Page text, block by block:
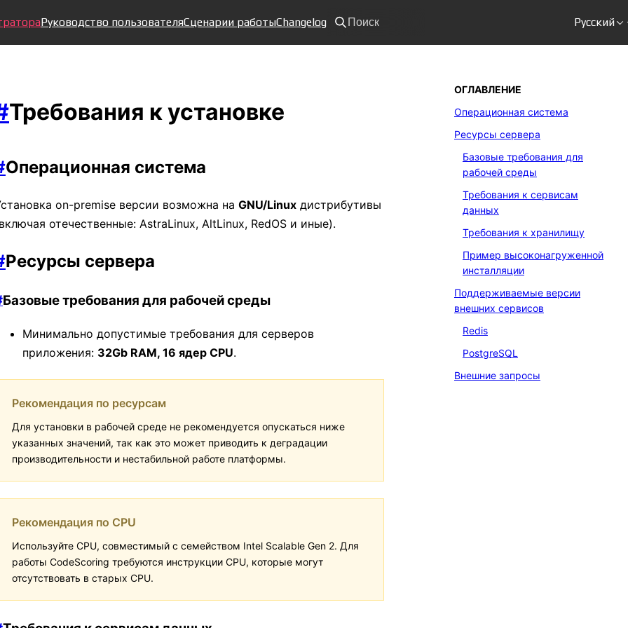
Поиск
Руководство пользователяСценарии работыChangelog Русский
Требования к установке
Операционная система
on-premise версии возможна на GNU/Linux дистрибутивы
отечественные: AstraLinux, AltLinux, RedOS и иные).
Ресурсы сервера
Базовые требования для рабочей среды
Минимально допустимые требования для серверов
приложения: 32Gb RAM, 16 ядер CPU.
Рекомендация по ресурсам
Для установки в рабочей среде не рекомендуется опускаться ниже
указанных значений, так как это может приводить к деградации
производительности и нестабильной работе платформы.
Рекомендация по CPU
Используйте CPU, совместимый с семейством Intel Scalable Gen 2. Для
работы CodeScoring требуются инструкции CPU, которые могут
отсутствовать в старых CPU.
ОГЛАВЛЕНИЕ
Операционная система
Ресурсы сервера
Базовые требования для
рабочей среды
Требования к сервисам
данных
Требования к хранилищу
Пример высоконагруженной
инсталляции
Поддерживаемые версии
внешних сервисов
Redis
PostgreSQL
Внешние запросы